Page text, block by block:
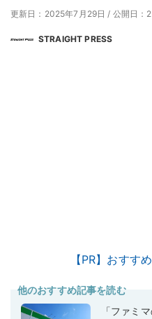
更新日：2025年7月29日 / 公開日：
STRAIGHT PRESS
【PR】おすす
他のおすすめ記事を読む
「ファミ